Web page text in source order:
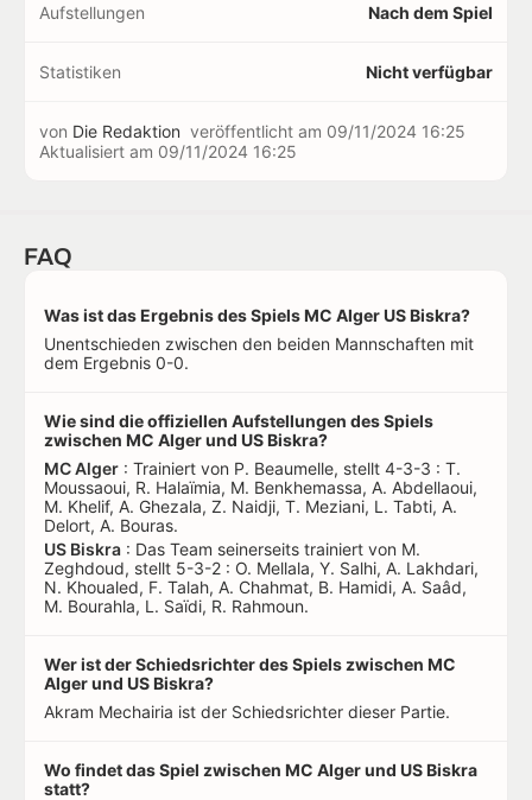
Aufstellungen Nach dem Spiel
Statistiken Nicht verfügbar
von Die Redaktion veröffentlicht am 09/11/2024 16:25
Aktualisiert am 09/11/2024 16:25
FAQ
Was ist das Ergebnis des Spiels MC Alger US Biskra?
Unentschieden zwischen den beiden Mannschaften mit
dem Ergebnis 0-0.
Wie sind die offiziellen Aufstellungen des Spiels
zwischen MC Alger und US Biskra?
MC Alger : Trainiert von P. Beaumelle, stellt 4-3-3 : T.
Moussaoui, R. Halaïmia, M. Benkhemassa, A. Abdellaoui,
M. Khelif, A. Ghezala, Z. Naidji, T. Meziani, L. Tabti, A.
Delort, A. Bouras.
US Biskra : Das Team seinerseits trainiert von M.
Zeghdoud, stellt 5-3-2 : O. Mellala, Y. Salhi, A. Lakhdari,
N. Khoualed, F. Talah, A. Chahmat, B. Hamidi, A. Saâd,
M. Bourahla, L. Saïdi, R. Rahmoun.
Wer ist der Schiedsrichter des Spiels zwischen MC
Alger und US Biskra?
Akram Mechairia ist der Schiedsrichter dieser Partie.
Wo findet das Spiel zwischen MC Alger und US Biskra
statt?